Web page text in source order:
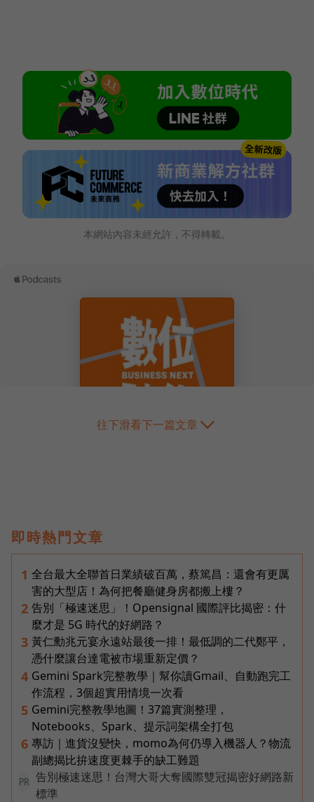
本網站內容未經允許，不得轉載。
往下滑看下一篇文章
即時熱門文章
1 全台最大全聯首日業績破百萬，蔡篤昌：還會有更厲
害的大型店！為何把餐廳健身房都搬上樓？
2 告別「極速迷思」！Opensignal 國際評比揭密：什
麼才是 5G 時代的好網路？
3 黃仁勳兆元宴永遠站最後一排！最低調的二代鄭平，
憑什麼讓台達電被市場重新定價？
4 Gemini Spark完整教學｜幫你讀Gmail、自動跑完工
作流程，3個超實用情境一次看
5 Gemini完整教學地圖！37篇實測整理，
Notebooks、Spark、提示詞架構全打包
6 專訪｜進貨沒變快，momo為何仍導入機器人？物流
副總揭比拚速度更棘手的缺工難題
PR
告別極速迷思！台灣大哥大奪國際雙冠揭密好網路新
標準